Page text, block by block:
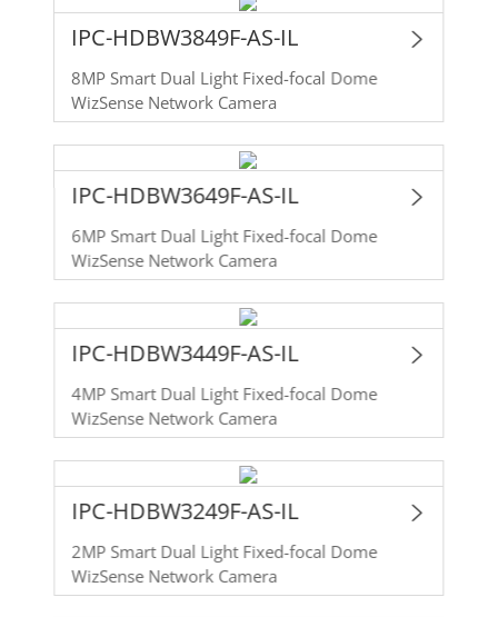
IPC-HDBW3849F-AS-IL
8MP Smart Dual Light Fixed-focal Dome
WizSense Network Camera
IPC-HDBW3649F-AS-IL
6MP Smart Dual Light Fixed-focal Dome
WizSense Network Camera
IPC-HDBW3449F-AS-IL
4MP Smart Dual Light Fixed-focal Dome
WizSense Network Camera
IPC-HDBW3249F-AS-IL
2MP Smart Dual Light Fixed-focal Dome
WizSense Network Camera